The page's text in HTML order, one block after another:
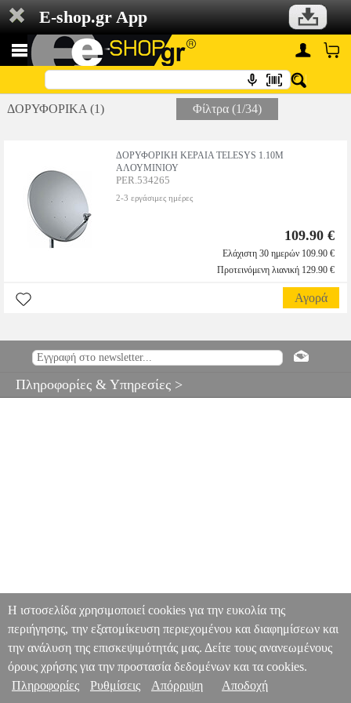
E-shop.gr App
ΔΟΡΥΦΟΡΙΚΑ (1) Φίλτρα (1/34)
ΔΟΡΥΦΟΡΙΚΗ ΚΕΡΑΙΑ TELESYS 1.10M
ΑΛΟΥΜΙΝΙΟΥ
PER.534265
2-3 εργάσιμες ημέρες
109.90 €
Ελάχιστη 30 ημερών 109.90 €
Προτεινόμενη λιανική 129.90 €
Αγορά
Πληροφορίες & Υπηρεσίες >
Η ιστοσελίδα χρησιμοποιεί cookies για την ευκολία της
περιήγησης, την εξατομίκευση περιεχομένου και διαφημίσεων και
την ανάλυση της επισκεψιμότητάς μας. Δείτε τους ανανεωμένους
όρους χρήσης για την προστασία δεδομένων και τα cookies.
Πληροφορίες
Ρυθμίσεις Απόρριψη Αποδοχή